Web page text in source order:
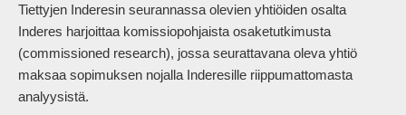
Tiettyjen Inderesin seurannassa olevien yhtiöiden osalta
Inderes harjoittaa komissiopohjaista osaketutkimusta
(commissioned research), jossa seurattavana oleva yhtiö
maksaa sopimuksen nojalla Inderesille riippumattomasta
analyysistä.